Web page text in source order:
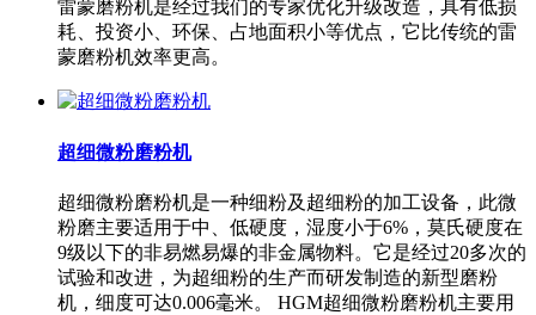
雷蒙磨粉机是经过我们的专家优化升级改造，具有低损
耗、投资小、环保、占地面积小等优点，它比传统的雷
蒙磨粉机效率更高。
超细微粉磨粉机
超细微粉磨粉机是一种细粉及超细粉的加工设备，此微
粉磨主要适用于中、低硬度，湿度小于6%，莫氏硬度在
9级以下的非易燃易爆的非金属物料。它是经过20多次的
试验和改进，为超细粉的生产而研发制造的新型磨粉
机，细度可达0.006毫米。 HGM超细微粉磨粉机主要用